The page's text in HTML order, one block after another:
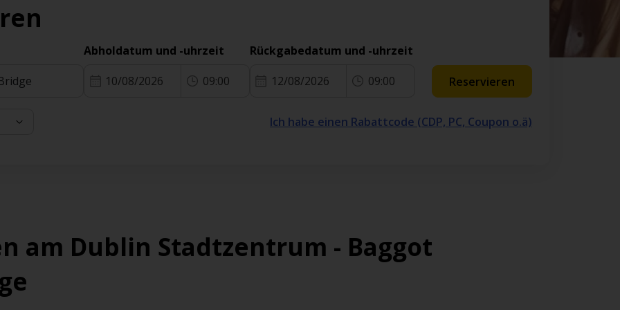
Abholdatum und -uhrzeit
10/08/2026 09:00
Rückgabedatum und -uhrzeit
12/08/2026 09:00 Reservieren
Ich habe einen Rabattcode (CDP, PC, Coupon o.ä)
am Dublin Stadtzentrum - Baggot